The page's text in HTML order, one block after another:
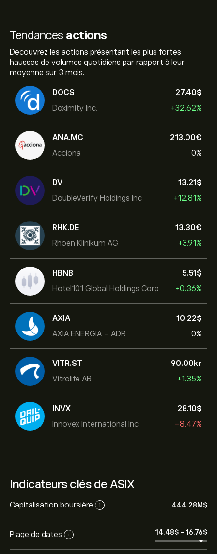
Tendances actions
Decouvrez les actions présentant les plus fortes
hausses de volumes quotidiens par rapport à leur
moyenne sur 3 mois.
DOCS
Doximity Inc.
27.40‎$‎
+32.62%
ANA.MC
Acciona
213.00‎€‎
0%
DV
DoubleVerify Holdings Inc
13.21‎$‎
+12.81%
RHK.DE
Rhoen Klinikum AG
13.30‎€‎
+3.91%
HBNB
Hotel101 Global Holdings Corp
5.51‎$‎
+0.36%
AXIA
AXIA ENERGIA - ADR
10.22‎$‎
0%
VITR.ST
Vitrolife AB
90.00‎kr‎
+1.35%
INVX
Innovex International Inc
28.10‎$‎
-8.47%
Indicateurs clés de ASIX
Capitalisation boursière i 444.28M‎$‎
Plage de dates i 14.48‎$‎ - 16.76‎$‎